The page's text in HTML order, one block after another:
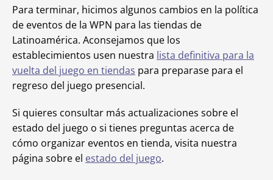
Para terminar, hicimos algunos cambios en la política
de eventos de la WPN para las tiendas de
Latinoamérica. Aconsejamos que los
establecimientos usen nuestra lista definitiva para la
vuelta del juego en tiendas para preparase para el
regreso del juego presencial.
Si quieres consultar más actualizaciones sobre el
estado del juego o si tienes preguntas acerca de
cómo organizar eventos en tienda, visita nuestra
página sobre el estado del juego.